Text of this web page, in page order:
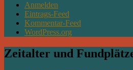
Anmelden
Eintrags-Feed
Kommentar-Feed
WordPress.org
Zeitalter und